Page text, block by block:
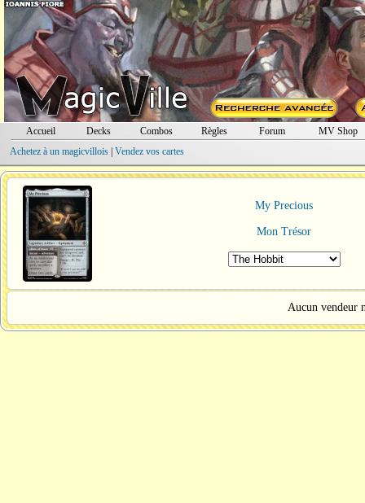
Accueil Decks Combos Règles Forum
MV Shop
Achetez à un magicvillois| Vendez vos cartes
My Precious
Mon Trésor
Aucun vendeur